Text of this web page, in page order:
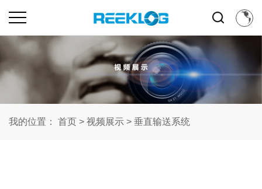
我的位置： 首页 > 视频展示 > 垂直输送系统